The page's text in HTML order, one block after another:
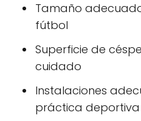
Tamaño
fútbol
Superficie de
cuidado
Instalaciones
práctica deportiva